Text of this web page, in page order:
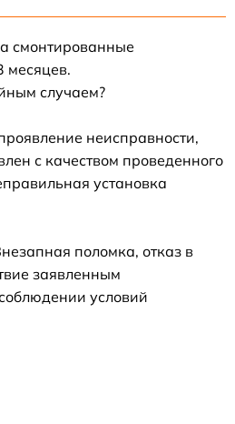
смонтированные
месяцев.
случаем?
неисправности,
с качеством проведенного
установка
поломка, отказ в
заявленным
условий